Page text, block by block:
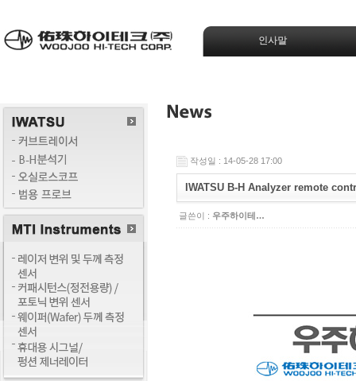
인사말
작성일 : 14-05-28 17:00
IWATSU B-H Analyzer remote
글쓴이 : 우주하이테…